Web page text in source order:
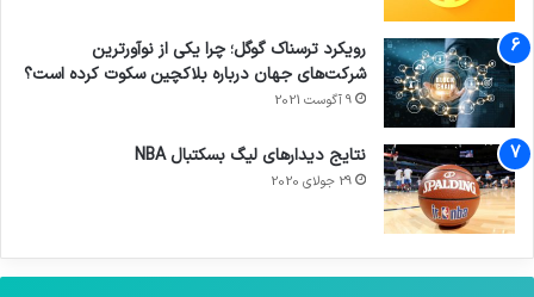
رویکرد ترسناک گوگل؛ چرا یکی از نوآورترین
شرکت‌های جهان درباره بلاکچین سکوت کرده است؟
9 آگوست 2021
نتایج دیدار‌های لیگ بسکتبال NBA
29 جولای 2020